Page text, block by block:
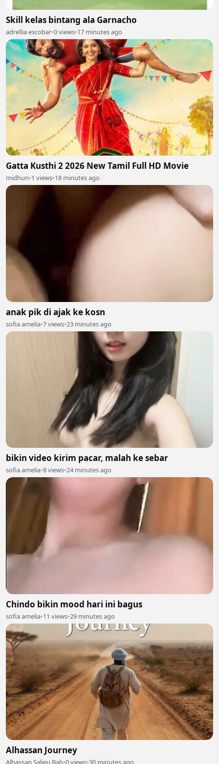
Skill kelas bintang ala Garnacho
adrellia escobar•0 views•17 minutes ago
Gatta Kusthi 2 2026 New Tamil Full HD Movie
midhun•1 views•18 minutes ago
anak pik di ajak ke kosn
sofia amelia•7 views•23 minutes ago
bikin video kirim pacar, malah ke sebar
sofia amelia•8 views•24 minutes ago
Chindo bikin mood hari ini bagus
sofia amelia•11 views•29 minutes ago
Alhassan Journey